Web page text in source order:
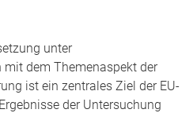
unter
mit dem Themenaspekt der
ist ein zentrales Ziel der EU-
der Untersuchung